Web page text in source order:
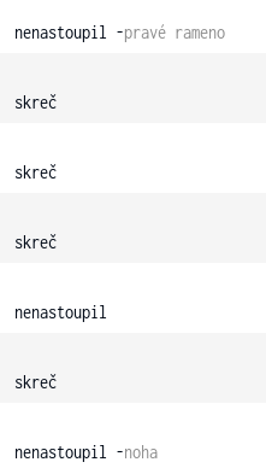
nenastoupil -pravé rameno
skreč
skreč
skreč
nenastoupil
skreč
nenastoupil -noha